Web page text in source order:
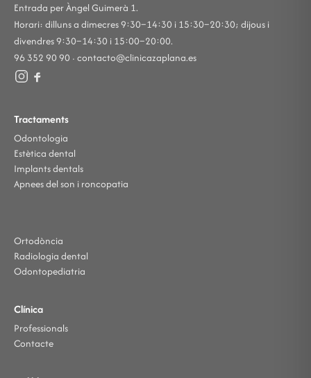
Entrada per Àngel Guimerà 1.
Horari: dilluns a dimecres 9:30–14:30 i 15:30–20:30; dijous i
divendres 9:30–14:30 i 15:00–20:00.
96 352 90 90 · contacto@clinicazaplana.es
Tractaments
Odontologia
Estètica dental
Implants dentals
Apnees del son i roncopatia
Ortodòncia
Radiologia dental
Odontopediatria
Clínica
Professionals
Contacte